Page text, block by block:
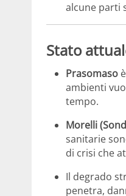
alcune parti
Stato
Prasomaso
ambienti
tempo.
Morelli
sanitarie
di crisi che
Il degrado
penetra,